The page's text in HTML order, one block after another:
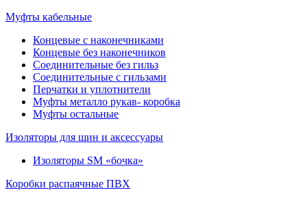
Муфты кабельные
Концевые с наконечниками
Концевые без наконечников
Соединительные без гильз
Соединительные с гильзами
Перчатки и уплотнители
Муфты металло рукав- коробка
Муфты остальные
Изоляторы для шин и аксессуары
Изоляторы SM «бочка»
Коробки распаячные ПВХ